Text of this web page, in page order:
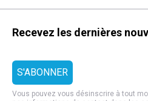
Recevez les dernières
Vous pouvez vous désinscrire à tout